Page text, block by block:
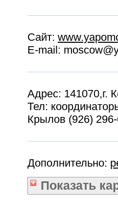
Сайт:
E-mail:
Адрес: 141070,г.
Тел:
Крылов (926)
Дополнительно:
Показать